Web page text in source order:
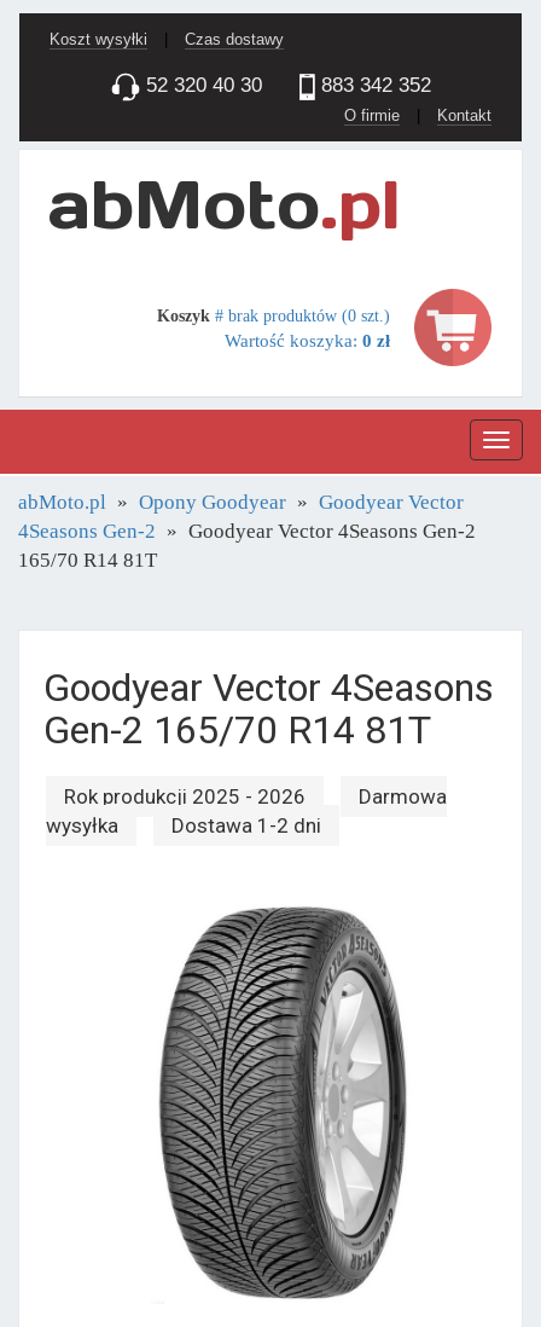
Koszt wysyłki Czas dostawy
52 320 40 30 883 342 352
O firmie | Kontakt
Koszyk # brak produktów (0 szt.)
Wartość koszyka: 0 zł
abMoto.pl Opony Goodyear
Goodyear Vector
4Seasons Gen-2
Goodyear Vector 4Seasons Gen-2
165/70 R14 81T
Goodyear Vector 4Seasons
Gen-2 165/70 R14 81T
Rok produkcji 2025 - 2026
Darmowa
wysyłka
Dostawa 1-2 dni